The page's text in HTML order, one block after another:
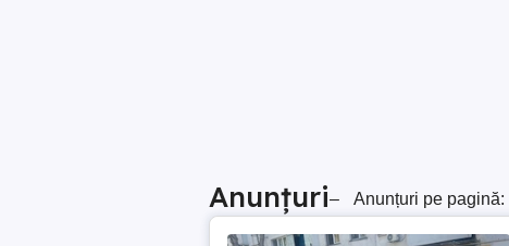
Anunțuri– Anunțuri pe pagină: